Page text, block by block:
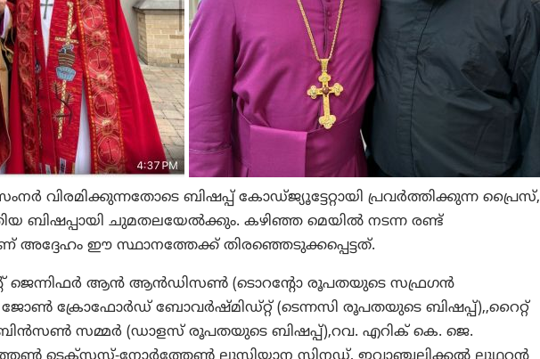
വിരമിക്കുന്നതോടെ ബിഷപ്പ് കോഡ്ജ്യൂട്ടേറ്റായി പ്രവർത്തിക്കുന്ന പ്രൈസ്,
ബിഷപ്പായി ചുമതലയേൽക്കും. കഴിഞ്ഞ മെയിൽ നടന്ന രണ്ട്
അദ്ദേഹം ഈ സ്ഥാനത്തേക്ക് തിരഞ്ഞെടുക്കപ്പെട്ടത്.
ജെന്നിഫർ ആൻ ആൻഡിസൺ (ടൊറന്റോ രൂപതയുടെ സഫ്രഗൻ
ജോൺ ക്രോഫോർഡ് ബോവർഷ്മിഡ്റ്റ് (ടെന്നസി രൂപതയുടെ ബിഷപ്പ്),,റൈറ്റ്
സമ്മർ (ഡാളസ് രൂപതയുടെ ബിഷപ്പ്),റവ. എറിക് കെ. ജെ.